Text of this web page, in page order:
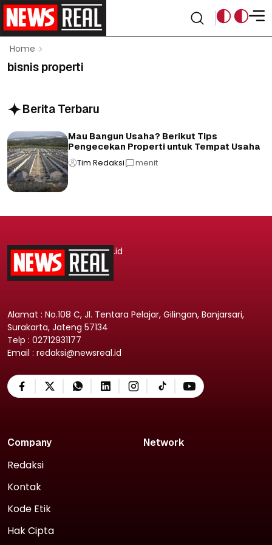
Home
bisnis properti
Berita Terbaru
Mau Bangun Usaha? Berikut Tips
Pengecekan Properti untuk Tempat Usaha
Tim Redaksi menit
.id
Alamat : No.108 C, Jl. Tentara Pelajar, Gilingan, Banjarsari,
Surakarta, Jateng 57134
Telp : 02712931177
Email : redaksi@newsreal.id
Company
Redaksi
Kontak
Kode Etik
Hak Cipta
Network